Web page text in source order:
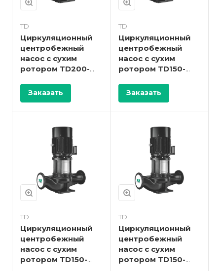
TD
Циркуляционный
центробежный
насос с сухим
ротором TD200-
Заказать
TD
Циркуляционный
центробежный
насос с сухим
ротором TD150-
Заказать
TD
Циркуляционный
центробежный
насос с сухим
ротором TD150-
TD
Циркуляционный
центробежный
насос с сухим
ротором TD150-